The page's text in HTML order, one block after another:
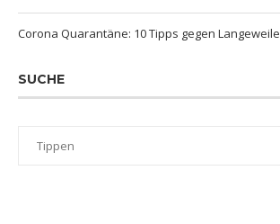
Corona Quarantäne: 10 Tipps gegen Langeweile
SUCHE